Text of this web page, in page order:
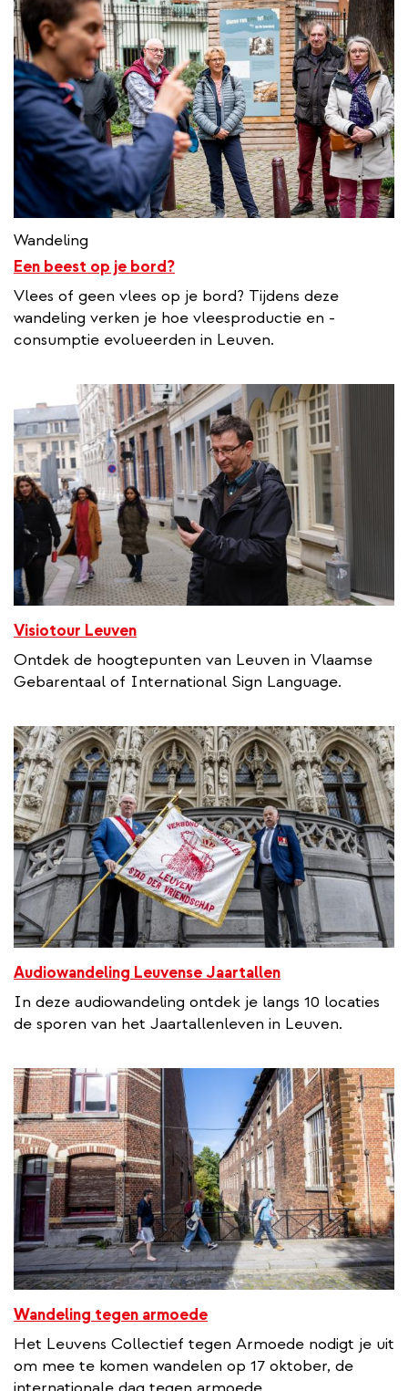
Wandeling
Een beest op je bord?
Vlees of geen vlees op je bord? Tijdens deze
wandeling verken je hoe vleesproductie en -
consumptie evolueerden in Leuven.
Visiotour Leuven
Ontdek de hoogtepunten van Leuven in Vlaamse
Gebarentaal of International Sign Language.
Audiowandeling Leuvense Jaartallen
In deze audiowandeling ontdek je langs 10 locaties
de sporen van het Jaartallenleven in Leuven.
Wandeling tegen armoede
Het Leuvens Collectief tegen Armoede nodigt je uit
om mee te komen wandelen op 17 oktober, de